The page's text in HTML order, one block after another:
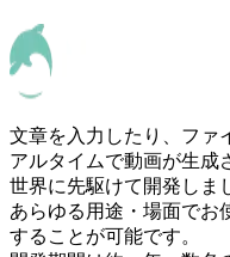
文章を入力したり、ファ
アルタイムで動画が生成
世界に先駆けて開発しま
あらゆる用途・場面でお
することが可能です。